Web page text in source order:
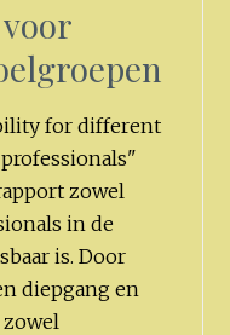
for different
zowel
in de
is. Door
diepgang en